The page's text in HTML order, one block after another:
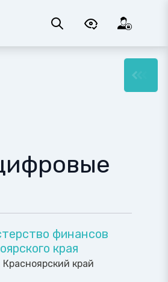
финансов
края
Красноярский край